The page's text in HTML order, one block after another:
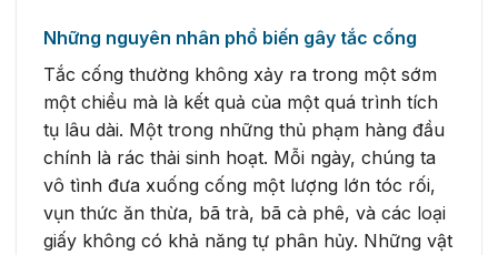
Những nguyên nhân phổ biến gây tắc cống
Tắc cống thường không xảy ra trong một sớm
một chiều mà là kết quả của một quá trình tích
tụ lâu dài. Một trong những thủ phạm hàng đầu
chính là rác thải sinh hoạt. Mỗi ngày, chúng ta
vô tình đưa xuống cống một lượng lớn tóc rối,
vụn thức ăn thừa, bã trà, bã cà phê, và các loại
giấy không có khả năng tự phân hủy. Những vật